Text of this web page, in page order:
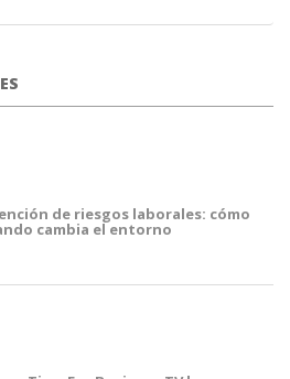
de riesgos laborales: cómo
cambia el entorno